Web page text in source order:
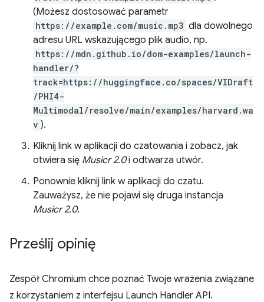
(Możesz dostosować parametr
https://example.com/music.mp3 dla dowolnego
adresu URL wskazującego plik audio, np.
https://mdn.github.io/dom-examples/launch-
handler/?
track=https://huggingface.co/spaces/VIDraft
/PHI4-
Multimodal/resolve/main/examples/harvard.wa
v ).
Kliknij link w aplikacji do czatowania i zobacz, jak
otwiera się Musicr 2.0i odtwarza utwór.
Ponownie kliknij link w aplikacji do czatu.
Zauważysz, że nie pojawi się druga instancja
Musicr 2.0.
Prześlij opinię
Zespół Chromium chce poznać Twoje wrażenia związane
z korzystaniem z interfejsu Launch Handler API.